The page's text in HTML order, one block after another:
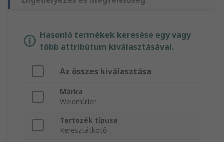
Hasonló termékek keresése egy vagy
több attribútum kiválasztásával.
Az összes kiválasztása
Márka
Weidmüller
Tartozék típusa
Keresztátkötő